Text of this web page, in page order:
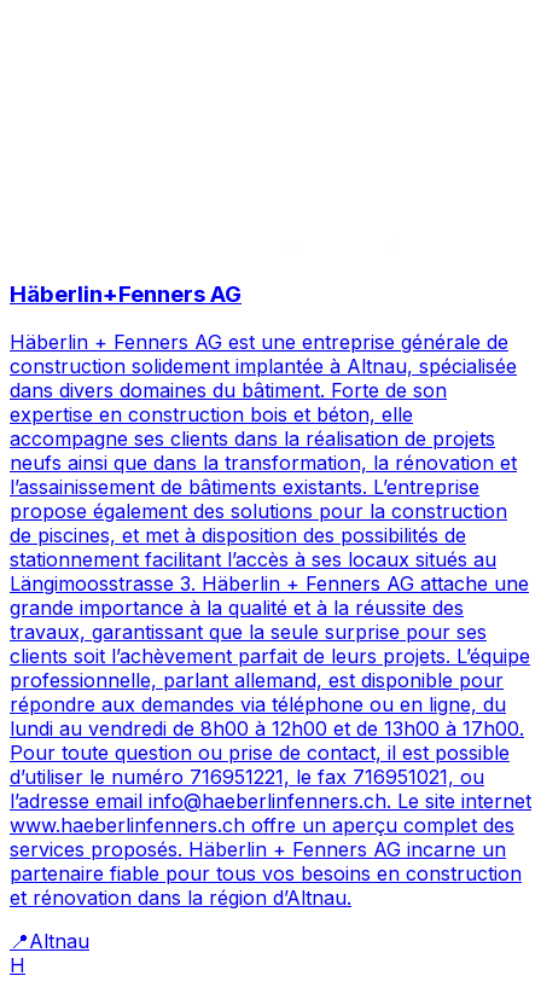
Häberlin+Fenners AG
Häberlin + Fenners AG est une entreprise générale de
construction solidement implantée à Altnau, spécialisée
dans divers domaines du bâtiment. Forte de son
expertise en construction bois et béton, elle
accompagne ses clients dans la réalisation de projets
neufs ainsi que dans la transformation, la rénovation et
l’assainissement de bâtiments existants. L’entreprise
propose également des solutions pour la construction
de piscines, et met à disposition des possibilités de
stationnement facilitant l’accès à ses locaux situés au
Längimoosstrasse 3. Häberlin + Fenners AG attache une
grande importance à la qualité et à la réussite des
travaux, garantissant que la seule surprise pour ses
clients soit l’achèvement parfait de leurs projets. L’équipe
professionnelle, parlant allemand, est disponible pour
répondre aux demandes via téléphone ou en ligne, du
lundi au vendredi de 8h00 à 12h00 et de 13h00 à 17h00.
Pour toute question ou prise de contact, il est possible
d’utiliser le numéro 716951221, le fax 716951021, ou
l’adresse email info@haeberlinfenners.ch. Le site internet
www.haeberlinfenners.ch offre un aperçu complet des
services proposés. Häberlin + Fenners AG incarne un
partenaire fiable pour tous vos besoins en construction
et rénovation dans la région d’Altnau.
📍Altnau
H